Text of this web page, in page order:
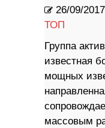
26/09/2017
ТОП
Группа
известная
мощных
массовым